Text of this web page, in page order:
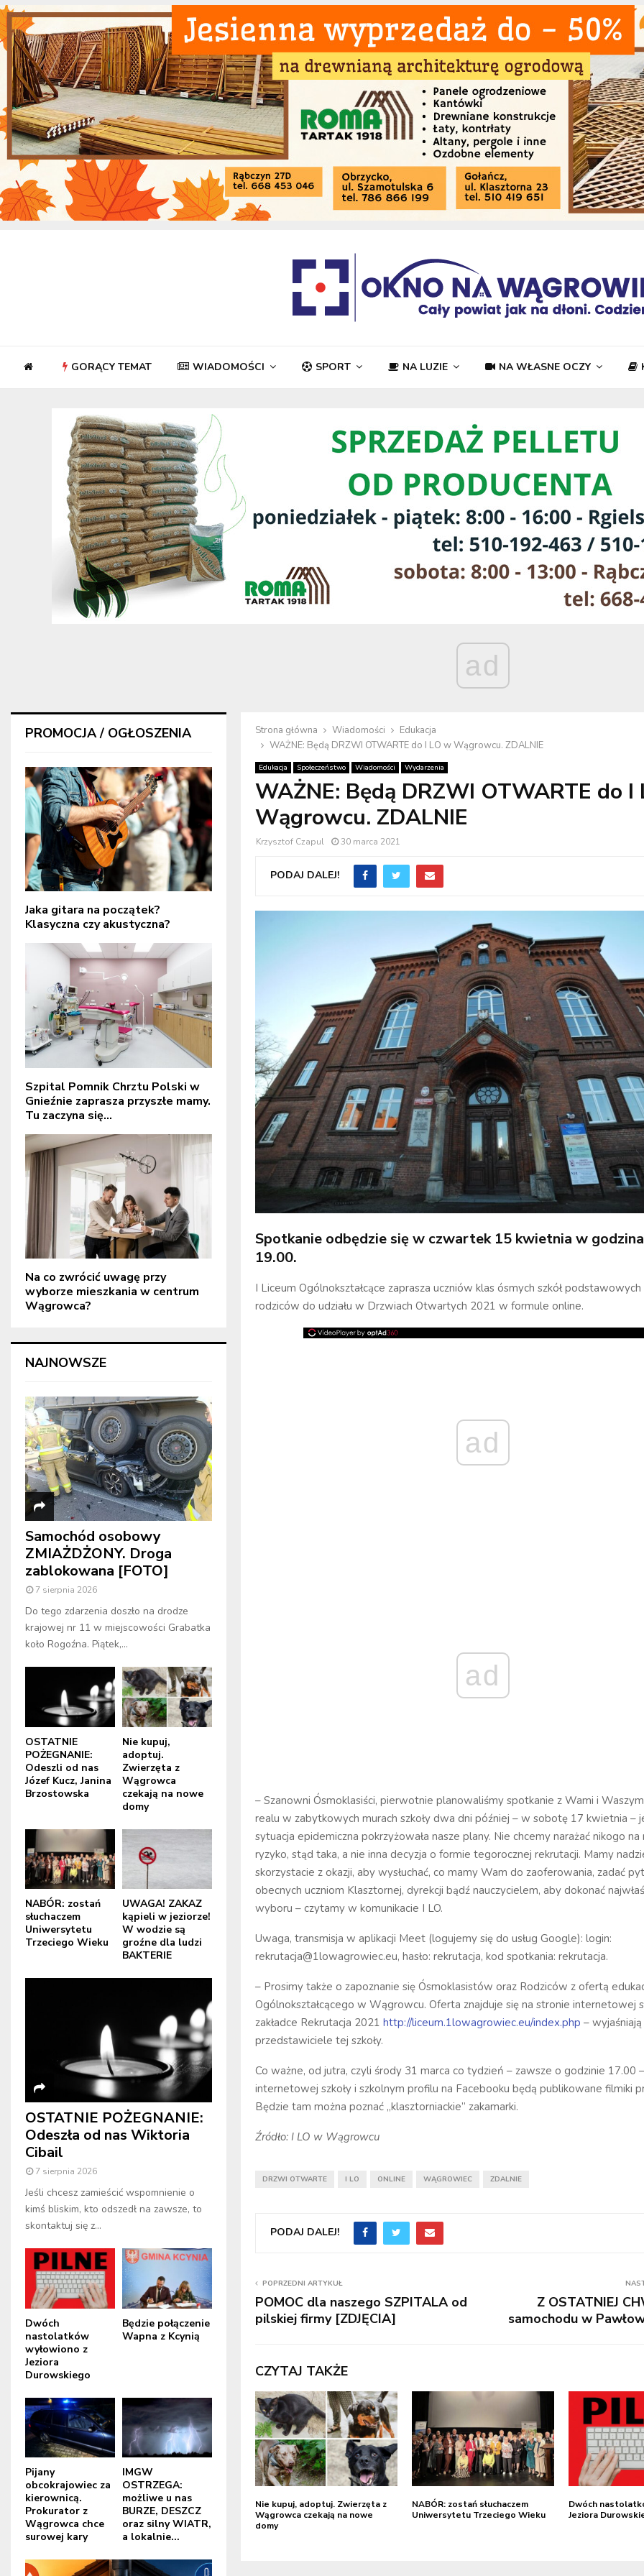
GORĄCY TEMAT WIADOMOŚCI SPORT NA LUZIE NA WŁASNE OCZY
ad
Strona główna Wiadomości
Edukacja
WAŻNE: Będą DRZWI OTWARTE do I LO w Wągrowcu. ZDALNIE
Edukacja Społeczeństwo Wiadomości Wydarzenia
WAŻNE: Będą DRZWI OTWARTE do I
Wągrowcu. ZDALNIE
Krzysztof Czapul 30 marca 2021
PODAJ DALEJ!
Spotkanie odbędzie się w czwartek 15 kwietnia w
19.00.
I Liceum Ogólnokształcące zaprasza uczniów klas ósmych szkół podstawowych
rodziców do udziału w Drzwiach Otwartych 2021 w formule online.
ad
ad
– Szanowni Ósmoklasiści, pierwotnie planowaliśmy spotkanie z Wami i
realu w zabytkowych murach szkoły dwa dni później – w sobotę 17 kwietnia –
sytuacja epidemiczna pokrzyżowała nasze plany. Nie chcemy narażać nikogo
ryzyko, stąd taka, a nie inna decyzja o formie tegorocznej rekrutacji. Mamy
skorzystacie z okazji, aby wysłuchać, co mamy Wam do zaoferowania, zadać
obecnych uczniom Klasztornej, dyrekcji bądź nauczycielem, aby dokonać
wyboru – czytamy w komunikacie I LO.
Uwaga, transmisja w aplikacji Meet (logujemy się do usług Google): login:
rekrutacja@1lowagrowiec.eu, hasło: rekrutacja, kod spotkania: rekrutacja.
– Prosimy także o zapoznanie się Ósmoklasistów oraz Rodziców z ofertą
Ogólnokształcącego w Wągrowcu. Oferta znajduje się na stronie internetowej
zakładce Rekrutacja 2021 http://liceum.1lowagrowiec.eu/index.php – wyjaśniają
przedstawiciele tej szkoły.
Co ważne, od jutra, czyli środy 31 marca co tydzień – zawsze o godzinie 17.00
internetowej szkoły i szkolnym profilu na Facebooku będą publikowane filmiki
Będzie tam można poznać „klasztorniackie” zakamarki.
Źródło: I LO w Wągrowcu
DRZWI OTWARTE I LO ONLINE WĄGROWIEC ZDALNIE
PODAJ DALEJ!
POPRZEDNI ARTYKUŁ
POMOC dla naszego SZPITALA od
pilskiej firmy [ZDJĘCIA]
Z OSTATNIEJ
samochodu w
CZYTAJ TAKŻE
Nie kupuj, adoptuj. Zwierzęta z
Wągrowca czekają na nowe
domy
NABÓR: zostań słuchaczem
Uniwersytetu Trzeciego Wieku
Dwóch
Jeziora
PROMOCJA / OGŁOSZENIA
Jaka gitara na początek?
Klasyczna czy akustyczna?
Szpital Pomnik Chrztu Polski w
Gnieźnie zaprasza przyszłe mamy.
Tu zaczyna się...
Na co zwrócić uwagę przy
wyborze mieszkania w centrum
Wągrowca?
NAJNOWSZE
Samochód osobowy
ZMIAŻDŻONY. Droga
zablokowana [FOTO]
7 sierpnia 2026
Do tego zdarzenia doszło na drodze
krajowej nr 11 w miejscowości Grabatka
koło Rogoźna. Piątek,...
OSTATNIE
POŻEGNANIE:
Odeszli od nas
Józef Kucz, Janina
Brzostowska
Nie kupuj,
adoptuj.
Zwierzęta z
Wągrowca
czekają na nowe
domy
NABÓR: zostań
słuchaczem
Uniwersytetu
Trzeciego Wieku
UWAGA! ZAKAZ
kąpieli w jeziorze!
W wodzie są
groźne dla ludzi
BAKTERIE
OSTATNIE POŻEGNANIE:
Odeszła od nas Wiktoria
Cibail
7 sierpnia 2026
Jeśli chcesz zamieścić wspomnienie o
kimś bliskim, kto odszedł na zawsze, to
skontaktuj się z...
Dwóch
nastolatków
wyłowiono z
Jeziora
Durowskiego
Będzie połączenie
Wapna z Kcynią
Pijany
obcokrajowiec za
kierownicą.
Prokurator z
Wągrowca chce
surowej kary
IMGW
OSTRZEGA:
możliwe u nas
BURZE, DESZCZ
oraz silny WIATR,
a lokalnie...